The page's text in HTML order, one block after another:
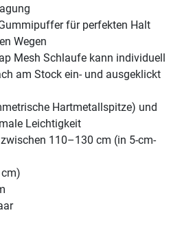
für perfekten Halt
Wegen
Mesh Schlaufe kann individuell
am Stock ein- und ausgeklickt
Hartmetallspitze) und
Leichtigkeit
110–130 cm (in 5-cm-